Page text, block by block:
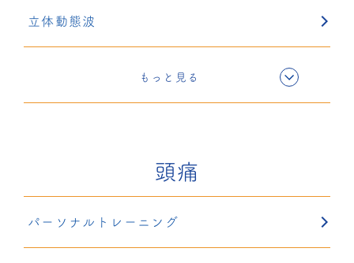
立体動態波
鍼灸
もっと見る
頭痛
パーソナルトレーニング